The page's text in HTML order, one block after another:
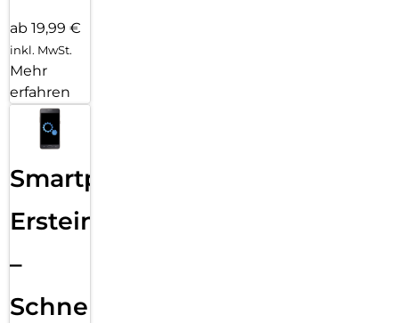
ab 19,99 €
inkl. MwSt.
Mehr
erfahren
Smartphone
Ersteinrichtung
–
Schnelle